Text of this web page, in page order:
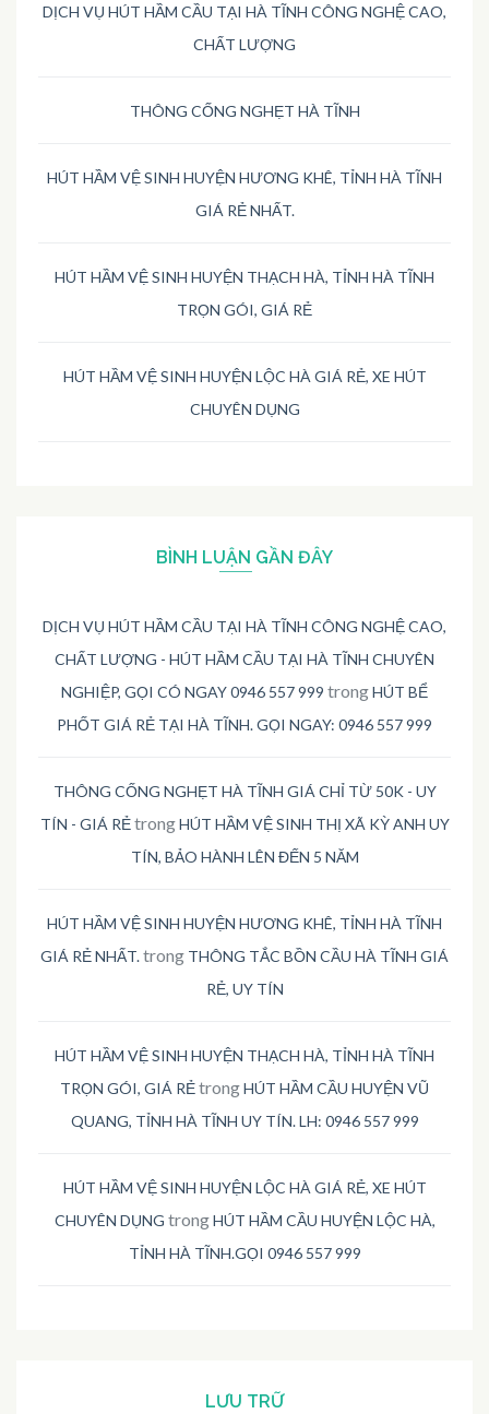
DỊCH VỤ HÚT HẦM CẦU TẠI HÀ TĨNH CÔNG NGHỆ CAO,
CHẤT LƯỢNG
THÔNG CỐNG NGHẸT HÀ TĨNH
HÚT HẦM VỆ SINH HUYỆN HƯƠNG KHÊ, TỈNH HÀ TĨNH
GIÁ RẺ NHẤT.
HÚT HẦM VỆ SINH HUYỆN THẠCH HÀ, TỈNH HÀ TĨNH
TRỌN GÓI, GIÁ RẺ
HÚT HẦM VỆ SINH HUYỆN LỘC HÀ GIÁ RẺ, XE HÚT
CHUYÊN DỤNG
BÌNH LUẬN GẦN ĐÂY
DỊCH VỤ HÚT HẦM CẦU TẠI HÀ TĨNH CÔNG NGHỆ CAO,
CHẤT LƯỢNG - HÚT HẦM CẦU TẠI HÀ TĨNH CHUYÊN
NGHIỆP, GỌI CÓ NGAY 0946 557 999 trongHÚT BỂ
PHỐT GIÁ RẺ TẠI HÀ TĨNH. GỌI NGAY: 0946 557 999
THÔNG CỐNG NGHẸT HÀ TĨNH GIÁ CHỈ TỪ 50K - UY
TÍN - GIÁ RẺtrongHÚT HẦM VỆ SINH THỊ XÃ KỲ ANH UY
TÍN, BẢO HÀNH LÊN ĐẾN 5 NĂM
HÚT HẦM VỆ SINH HUYỆN HƯƠNG KHÊ, TỈNH HÀ TĨNH
GIÁ RẺ NHẤT.trong THÔNG TẮC BỒN CẦU HÀ TĨNH GIÁ
RẺ, UY TÍN
HÚT HẦM VỆ SINH HUYỆN THẠCH HÀ, TỈNH HÀ TĨNH
TRỌN GÓI, GIÁ RẺtrongHÚT HẦM CẦU HUYỆN VŨ
QUANG, TỈNH HÀ TĨNH UY TÍN. LH: 0946 557 999
HÚT HẦM VỆ SINH HUYỆN LỘC HÀ GIÁ RẺ, XE HÚT
CHUYÊN DỤNG trongHÚT HẦM CẦU HUYỆN LỘC HÀ,
TỈNH HÀ TĨNH.GỌI 0946 557 999
LƯU TRỮ